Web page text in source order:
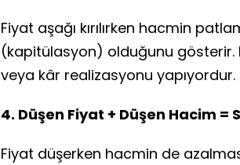
Fiyat aşağı kırılırken hacmin
(kapitülasyon) olduğunu gösterir.
veya kâr realizasyonu yapıyordur.
4. Düşen Fiyat + Düşen Hacim =
Fiyat düşerken hacmin de